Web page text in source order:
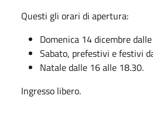
Questi gli orari di apertura:
Domenica 14 dicembre
Sabato, prefestivi e festivi
Natale dalle 16 alle 18.30.
Ingresso libero.